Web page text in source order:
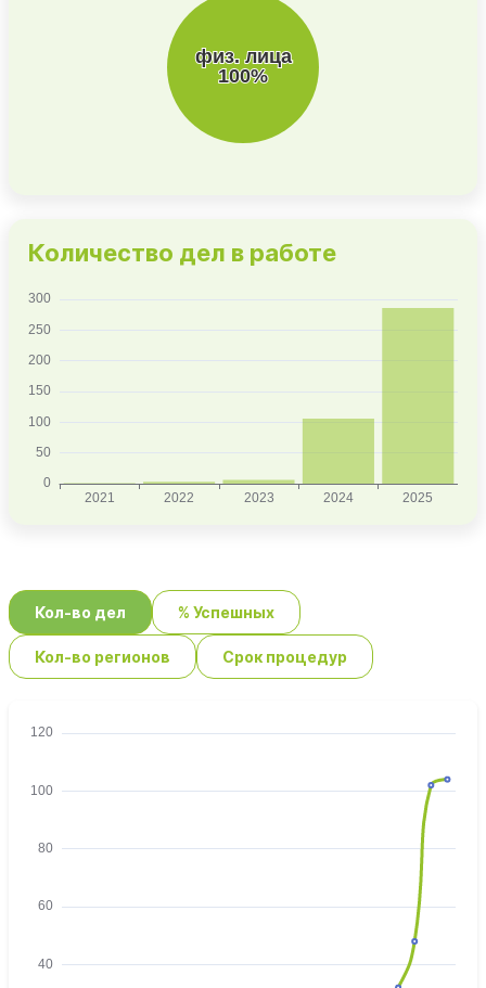
Количество дел в работе
Кол-во дел % Успешных
Кол-во регионов Срок процедур